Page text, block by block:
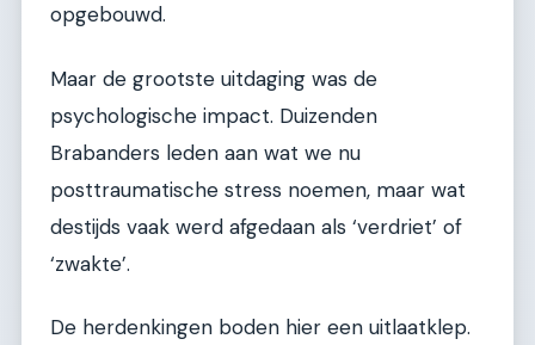
opgebouwd.
Maar de grootste uitdaging was de
psychologische impact. Duizenden
Brabanders leden aan wat we nu
posttraumatische stress noemen, maar wat
destijds vaak werd afgedaan als ‘verdriet’ of
‘zwakte’.
De herdenkingen boden hier een uitlaatklep.